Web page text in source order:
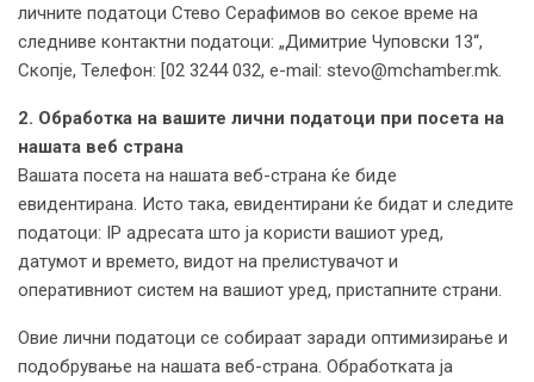
личните податоци Стево Серафимов во секое време на
следниве контактни податоци: „Димитрие Чуповски 13“,
Скопје, Телефон: [02 3244 032, e-mail: stevo@mchamber.mk.
2. Oбработка на вашите лични податоци при посета на
нашата веб страна
Вашата посета на нашата веб-страна ќе биде
евидентирана. Исто така, евидентирани ќе бидат и следите
податоци: IP адресата што ја користи вашиот уред,
датумот и времето, видот на прелистувачот и
оперативниот систем на вашиот уред, пристапните страни.
Овие лични податоци се собираат заради оптимизирање и
подобрување на нашата веб-страна. Обработката ја